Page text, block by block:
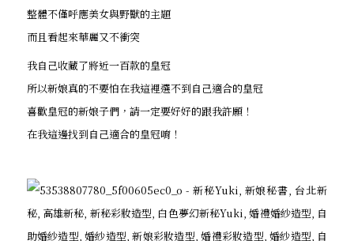
整體不僅呼應美女與野獸的主題
而且看起來華麗又不衝突
我自己收藏了將近一百款的皇冠
所以新娘真的不要怕在我這裡選不到自己適合的皇冠
喜歡皇冠的新娘子們，請一定要好好的跟我許願！
在我這邊找到自己適合的皇冠唷！